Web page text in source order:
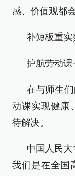
感、价值观都
补短板重实
护航劳动课
在与师生
动课实现健康
待解决。
中国人民大
我们是在全国